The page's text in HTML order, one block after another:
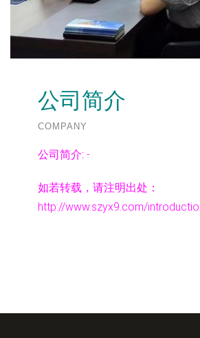
公司简介
COMPANY
公司简介: -
如若转载，请注明出处：
http://www.szyx9.com/